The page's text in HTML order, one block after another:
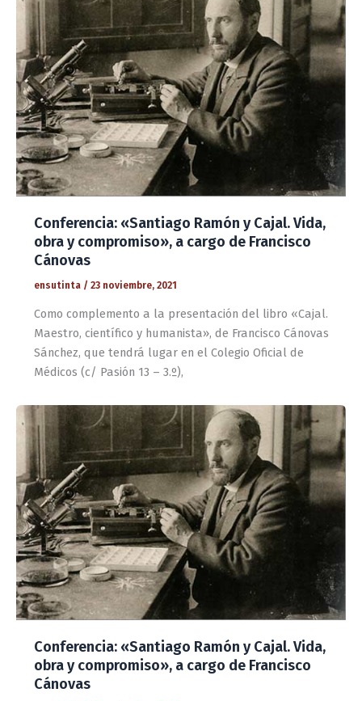
Conferencia: «Santiago Ramón y Cajal. Vida,
obra y compromiso», a cargo de Francisco
Cánovas
ensutinta / 23 noviembre, 2021
Como complemento a la presentación del libro «Cajal.
Maestro, científico y humanista», de Francisco Cánovas
Sánchez, que tendrá lugar en el Colegio Oficial de
Médicos (c/ Pasión 13 – 3.º),
Conferencia: «Santiago Ramón y Cajal. Vida,
obra y compromiso», a cargo de Francisco
Cánovas